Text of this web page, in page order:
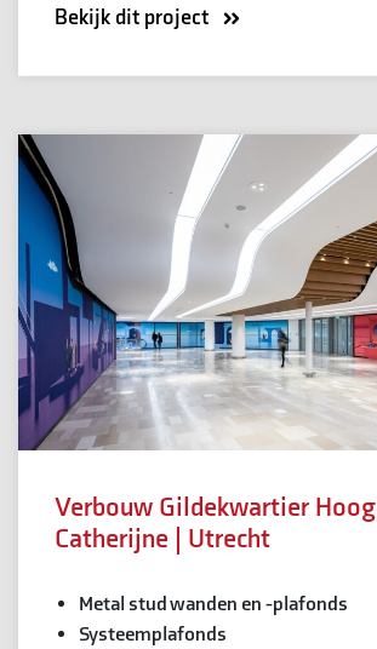
Bekijk dit project
Verbouw Gildekwartier Hoog
Catherijne | Utrecht
Metal stud wanden en -plafonds
Systeemplafonds